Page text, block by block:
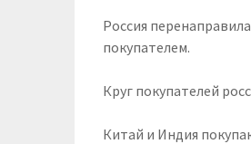
Россия
покупателем.
Круг покупателей
Китай и Индия